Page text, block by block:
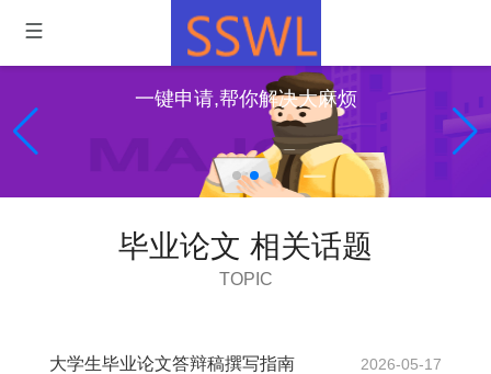
一键申请,帮你解决大麻烦
毕业论文 相关话题
TOPIC
大学生毕业论文答辩稿撰写指南 2026-05-17